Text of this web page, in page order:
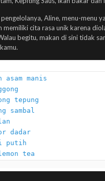
Aline, menu-menu
memiliki cita rasa unik karena
begitu, makan di sini tidak
asam manis
tepung
sambal
dadar
putih
tea